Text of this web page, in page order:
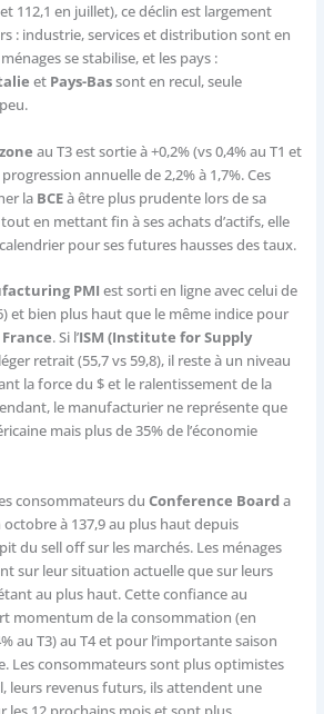
112,1 en juillet), ce déclin est largement
: industrie, services et distribution sont en
se stabilise, et les pays :
et Pays-Bassont en recul, seule
au T3 est sortie à +0,2% (vs 0,4% au T1 et
annuelle de 2,2% à 1,7%. Ces
la BCEà être plus prudente lors de sa
en mettant fin à ses achats d’actifs, elle
pour ses futures hausses des taux.
PMI est sorti en ligne avec celui de
et bien plus haut que le même indice pour
France. Si l’ISM (Institute for Supply
retrait (55,7 vs 59,8), il reste à un niveau
la force du $ et le ralentissement de la
le manufacturier ne représente que
mais plus de 35% de l’économie
consommateurs du Conference Boarda
octobre à 137,9 au plus haut depuis
du sell off sur les marchés. Les ménages
sur leur situation actuelle que sur leurs
au plus haut. Cette confiance au
momentum de la consommation (en
au T3) au T4 et pour l’importante saison
Les consommateurs sont plus optimistes
leurs revenus futurs, ils attendent une